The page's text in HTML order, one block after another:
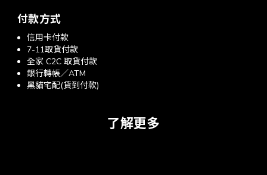
付款方式
信用卡付款
7-11取貨付款
全家 C2C 取貨付款
銀行轉帳／ATM
黑貓宅配(貨到付款)
了解更多